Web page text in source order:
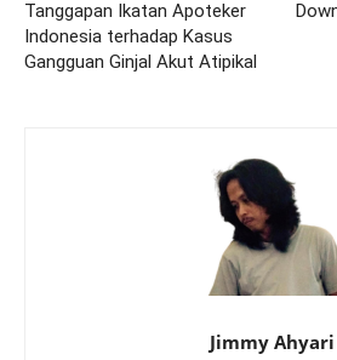
Tanggapan Ikatan Apoteker
Indonesia terhadap Kasus
Gangguan Ginjal Akut Atipikal
Jimmy Ahyari